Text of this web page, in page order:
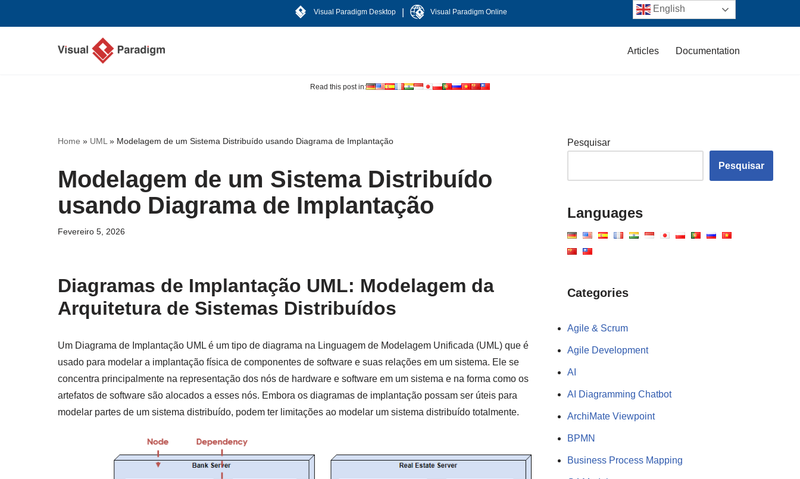
Visual Paradigm Desktop Visual Paradigm Online
Articles Documentation
Read this post in:
Home » UML » Modelagem de um Sistema Distribuído usando Diagrama de Implantação
Modelagem de um Sistema Distribuído
usando Diagrama de Implantação
Fevereiro 5, 2026
Diagramas de Implantação UML: Modelagem da
Arquitetura de Sistemas Distribuídos
Um Diagrama de Implantação UML é um tipo de diagrama na Linguagem de Modelagem Unificada (UML) que é
usado para modelar a implantação física de componentes de software e suas relações em um sistema. Ele se
concentra principalmente na representação dos nós de hardware e software em um sistema e na forma como os
artefatos de software são alocados a esses nós. Embora os diagramas de implantação possam ser úteis para
modelar partes de um sistema distribuído, podem ter limitações ao modelar um sistema distribuído totalmente.
Pesquisar
Pesquisar
Languages
Categories
Agile & Scrum
Agile Development
AI
AI Diagramming Chatbot
ArchiMate Viewpoint
BPMN
Business Process Mapping
English